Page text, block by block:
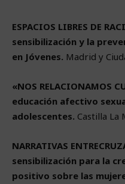
ESPACIOS LIBRES DE
sensibilización y la
en Jóvenes. Madrid y
«NOS RELACIONAMOS
educación afectivo
adolescentes. Castilla La
NARRATIVAS
sensibilización para la
positivo sobre las